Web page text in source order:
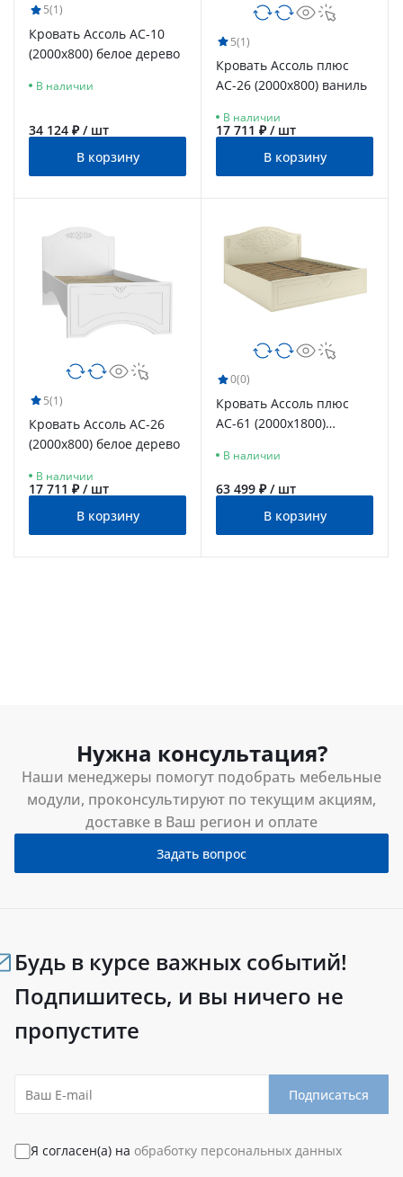
5(1)
Кровать Ассоль АС-10
(2000х800) белое дерево
В наличии
34 124 ₽ / шт
В корзину
5(1)
Кровать Ассоль плюс
АС-26 (2000х800) ваниль
В наличии
17 711 ₽ / шт
В корзину
5(1)
Кровать Ассоль АС-26
(2000х800) белое дерево
В наличии
17 711 ₽ / шт
В корзину
0(0)
Кровать Ассоль плюс
АС-61 (2000х1800)
В наличии
63 499 ₽ / шт
В корзину
Нужна консультация?
Наши менеджеры помогут подобрать мебельные
модули, проконсультируют по текущим акциям,
доставке в Ваш регион и оплате
Задать вопрос
Будь в курсе важных событий!
Подпишитесь, и вы ничего не
пропустите
Подписаться
Я согласен(а) на обработку персональных данных